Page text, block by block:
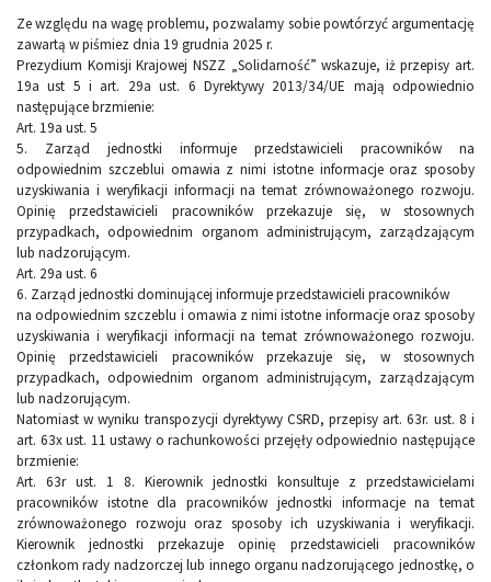
Ze względu na wagę problemu, pozwalamy sobie powtórzyć argumentację
zawartą w piśmiez dnia 19 grudnia 2025 r.
Prezydium Komisji Krajowej NSZZ „Solidarność” wskazuje, iż przepisy art.
19a ust 5 i art. 29a ust. 6 Dyrektywy 2013/34/UE mają odpowiednio
następujące brzmienie:
Art. 19a ust. 5
5. Zarząd jednostki informuje przedstawicieli pracowników na
odpowiednim szczeblui omawia z nimi istotne informacje oraz sposoby
uzyskiwania i weryfikacji informacji na temat zrównoważonego rozwoju.
Opinię przedstawicieli pracowników przekazuje się, w stosownych
przypadkach, odpowiednim organom administrującym, zarządzającym
lub nadzorującym.
Art. 29a ust. 6
6. Zarząd jednostki dominującej informuje przedstawicieli pracowników
na odpowiednim szczeblu i omawia z nimi istotne informacje oraz sposoby
uzyskiwania i weryfikacji informacji na temat zrównoważonego rozwoju.
Opinię przedstawicieli pracowników przekazuje się, w stosownych
przypadkach, odpowiednim organom administrującym, zarządzającym
lub nadzorującym.
Natomiast w wyniku transpozycji dyrektywy CSRD, przepisy art. 63r. ust. 8 i
art. 63x ust. 11 ustawy o rachunkowości przejęły odpowiednio następujące
brzmienie:
Art. 63r ust. 1 8. Kierownik jednostki konsultuje z przedstawicielami
pracowników istotne dla pracowników jednostki informacje na temat
zrównoważonego rozwoju oraz sposoby ich uzyskiwania i weryfikacji.
Kierownik jednostki przekazuje opinię przedstawicieli pracowników
członkom rady nadzorczej lub innego organu nadzorującego jednostkę, o